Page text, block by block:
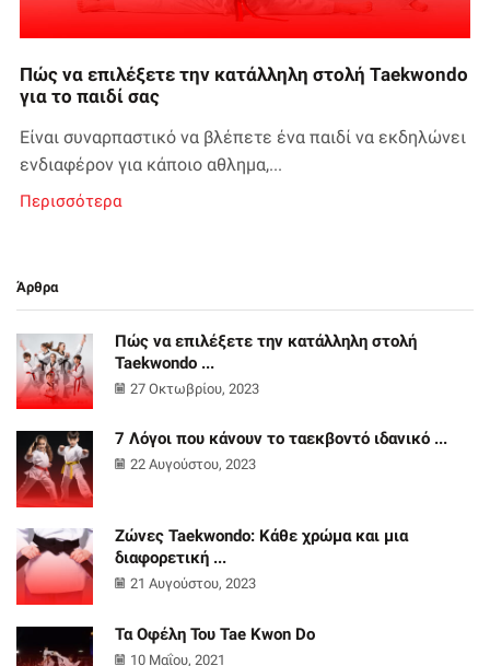
Πώς να επιλέξετε την κατάλληλη στολή Taekwondo
για το παιδί σας
Είναι συναρπαστικό να βλέπετε ένα παιδί να εκδηλώνει
ενδιαφέρον για κάποιο αθλημα,...
Περισσότερα
Άρθρα
Πώς να επιλέξετε την κατάλληλη στολή
Taekwondo ...
27 Οκτωβρίου, 2023
7 Λόγοι που κάνουν το ταεκβοντό ιδανικό ...
22 Αυγούστου, 2023
Ζώνες Taekwondo: Κάθε χρώμα και μια
διαφορετική ...
21 Αυγούστου, 2023
Τα Οφέλη Του Tae Kwon Do
10 Μαΐου, 2021